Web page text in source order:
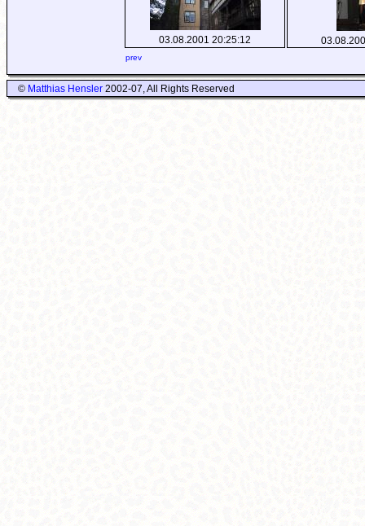
03.08.2001 20:25:12
prev
© Matthias Hensler2002-07, All Rights Reserved